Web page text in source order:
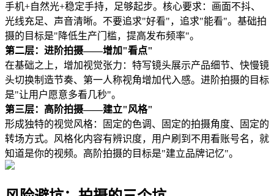
手机+自然光+稳定手持，足够起步。核心要求：画面不抖、
光线充足、声音清晰。不要追求"好看"，追求"能看"。基础拍
摄的目标是"降低生产门槛，提高发布频率"。
第二层：进阶拍摄——增加"看点"
在基础之上，增加视觉张力：特写镜头展示产品细节、快慢镜
头切换制造节奏、第一人称视角增加代入感。进阶拍摄的目标
是"让用户愿意多看几秒"。
第三层：高阶拍摄——建立"风格"
形成独特的视觉风格：固定的色调、固定的拍摄角度、固定的
转场方式。风格化内容有辨识度，用户刷到不用看账号名，就
知道是你的视频。高阶拍摄的目标是"建立品牌记忆"。